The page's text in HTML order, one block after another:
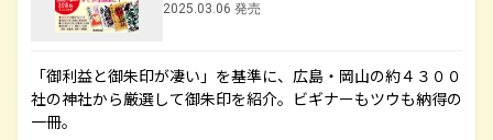
2025.03.06 発売
「御利益と御朱印が凄い」を基準に、広島・岡山の約４３００
社の神社から厳選して御朱印を紹介。ビギナーもツウも納得の
一冊。